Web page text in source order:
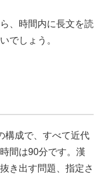
、時間内に長文を読
でしょう。
構成で、すべて近代
間は90分です。漢
き出す問題、指定さ